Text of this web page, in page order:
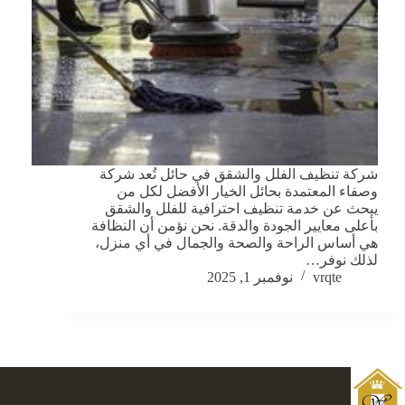
شركة تنظيف الفلل والشقق في حائل تُعد شركة
وصفاء المعتمدة بحائل الخيار الأفضل لكل من
يبحث عن خدمة تنظيف احترافية للفلل والشقق
بأعلى معايير الجودة والدقة. نحن نؤمن أن النظافة
هي أساس الراحة والصحة والجمال في أي منزل،
لذلك نوفر…
vrqte
نوفمبر 1, 2025